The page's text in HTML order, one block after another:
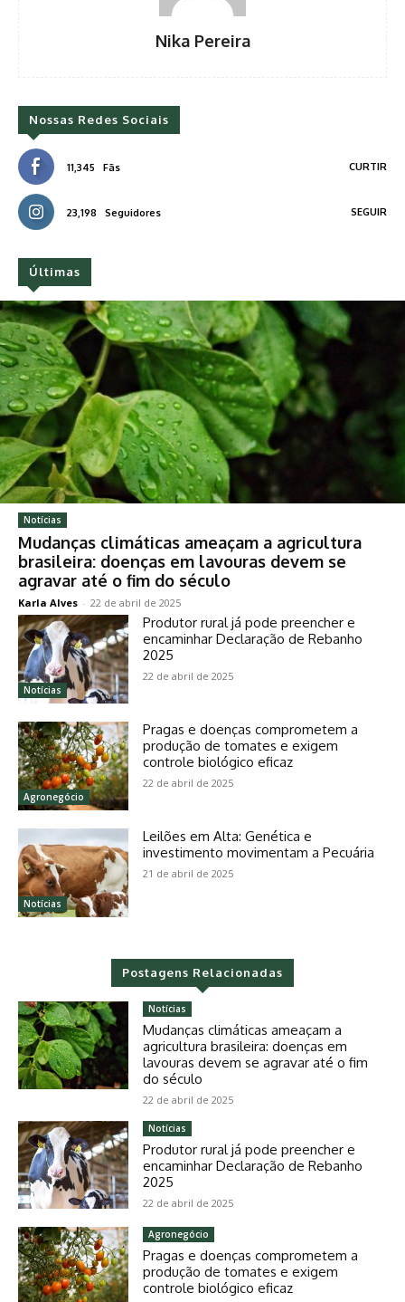
Nika Pereira
Nossas Redes Sociais
11,345 Fãs CURTIR
23,198 Seguidores SEGUIR
Últimas
Notícias
Mudanças climáticas ameaçam a agricultura
brasileira: doenças em lavouras devem se
agravar até o fim do século
Karla Alves - 22 de abril de 2025
Notícias
Produtor rural já pode preencher e
encaminhar Declaração de Rebanho
2025
22 de abril de 2025
Agronegócio
Pragas e doenças comprometem a
produção de tomates e exigem
controle biológico eficaz
22 de abril de 2025
Notícias
Leilões em Alta: Genética e
investimento movimentam a Pecuária
21 de abril de 2025
Postagens Relacionadas
Notícias
Mudanças climáticas ameaçam a
agricultura brasileira: doenças em
lavouras devem se agravar até o fim
do século
22 de abril de 2025
Notícias
Produtor rural já pode preencher e
encaminhar Declaração de Rebanho
2025
22 de abril de 2025
Agronegócio
Pragas e doenças comprometem a
produção de tomates e exigem
controle biológico eficaz